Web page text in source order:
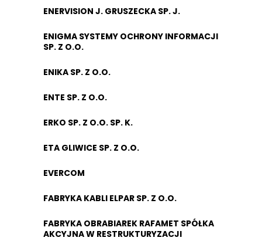
ENERVISION J. GRUSZECKA SP. J.
ENIGMA SYSTEMY OCHRONY INFORMACJI
SP. Z O.O.
ENIKA SP. Z O.O.
ENTE SP. Z O.O.
ERKO SP. Z O.O. SP. K.
ETA GLIWICE SP. Z O.O.
EVERCOM
FABRYKA KABLI ELPAR SP. Z O.O.
FABRYKA OBRABIAREK RAFAMET SPÓŁKA
AKCYJNA W RESTRUKTURYZACJI